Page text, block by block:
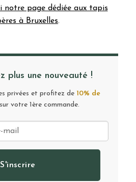
notre page dédiée aux tapis
à Bruxelles.
plus une nouveauté !
privées et profitez de 10% de
sur votre 1ère commande.
S'inscrire